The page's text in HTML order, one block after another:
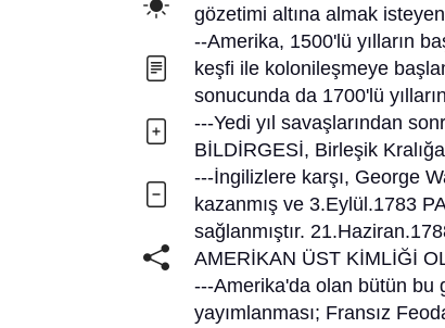
gözetimi altına almak
--Amerika, 1500'lü yılların
keşfi ile kolonileşmeye
sonucunda da 1700'lü
---Yedi yıl savaşlarından
BİLDİRGESİ, Birleşik
---İngilizlere karşı, George
kazanmış ve 3.Eylül.1783
sağlanmıştır.
AMERİKAN ÜST KİMLİĞİ
---Amerika'da olan bütün bu
yayımlanması; Fransız